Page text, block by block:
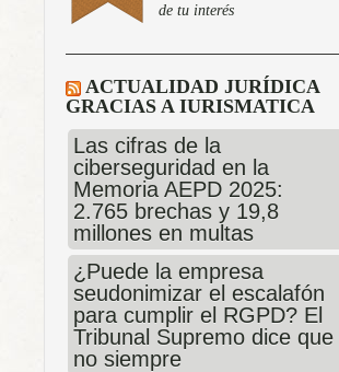
de tu interés
ACTUALIDAD JURÍDICA
GRACIAS A IURISMATICA
Las cifras de la
ciberseguridad en la
Memoria AEPD 2025:
2.765 brechas y 19,8
millones en multas
¿Puede la empresa
seudonimizar el escalafón
para cumplir el RGPD? El
Tribunal Supremo dice que
no siempre